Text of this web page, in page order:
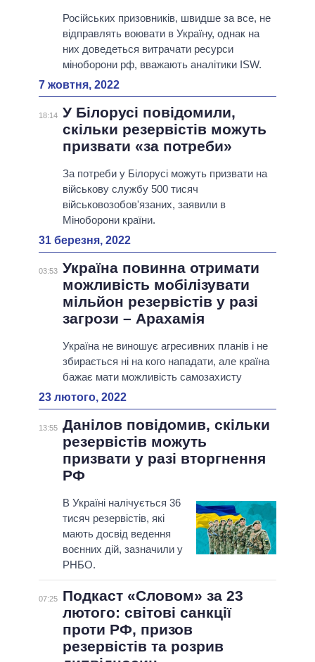
Російських призовників, швидше за все, не
відправлять воювати в Україну, однак на
них доведеться витрачати ресурси
міноборони рф, вважають аналітики ISW.
7 жовтня, 2022
18:14 У Білорусі повідомили,
скільки резервістів можуть
призвати «за потреби»
За потреби у Білорусі можуть призвати на
військову службу 500 тисяч
військовозобов'язаних, заявили в
Міноборони країни.
31 березня, 2022
03:53 Україна повинна отримати
можливість мобілізувати
мільйон резервістів у разі
загрози – Арахамія
Україна не виношує агресивних планів і не
збирається ні на кого нападати, але країна
бажає мати можливість самозахисту
23 лютого, 2022
13:55 Данілов повідомив, скільки
резервістів можуть
призвати у разі вторгнення
РФ
В Україні налічується 36
тисяч резервістів, які
мають досвід ведення
воєнних дій, зазначили у
РНБО.
07:25
Подкаст «Словом» за 23
лютого: світові санкції
проти РФ, призов
резервістів та розрив